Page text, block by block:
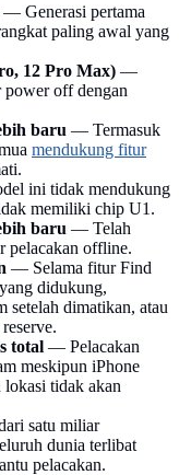
— Generasi pertama
paling awal yang
12 Pro Max) —
off dengan
baru — Termasuk
mendukung fitur
ini tidak mendukung
memiliki chip U1.
baru — Telah
pelacakan offline.
— Selama fitur Find
didukung,
setelah dimatikan, atau
total — Pelacakan
meskipun iPhone
lokasi tidak akan
satu miliar
dunia terlibat
pelacakan.